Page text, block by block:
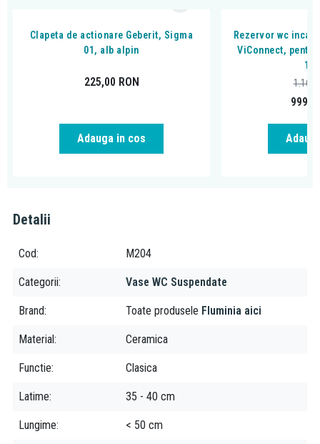
material: ceramica sanitara
se livreaza impreuna cu capac (din duroplast)
Clapeta de actionare Geberit, Sigma
01, alb alpin
225,00 RON
Adauga in cos
Rezervor wc
ViConnect,
Detalii
Cod M204
Categorii Vase WC Suspendate
Brand Toate produsele Fluminia aici
Material Ceramica
Functie Clasica
Latime 35 - 40 cm
Lungime < 50 cm